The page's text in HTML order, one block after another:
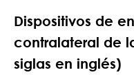
Dispositivos de
contralateral de
siglas en inglés)